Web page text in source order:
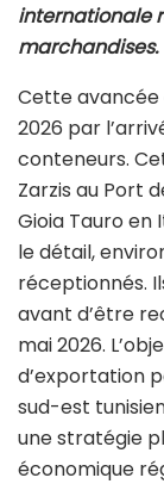
internationale
marchandises.
Cette avancée
2026 par
conteneurs.
Zarzis au Port
Gioia Tauro en
le détail,
réceptionnés.
avant d’être
mai 2026.
d’exportation
sud-est
une stratégie
économique